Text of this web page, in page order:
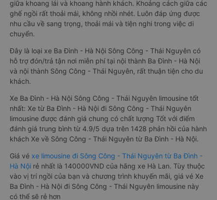
giữa khoang lái và khoang hành khách. Khoảng cách giữa các
ghế ngồi rất thoải mái, không nhồi nhét. Luôn đáp ứng được
nhu cầu về sang trọng, thoải mái và tiện nghi trong việc di
chuyển.
Đây là loại xe Ba Đình - Hà Nội Sông Công - Thái Nguyên có
hỗ trợ đón/trả tận nơi miễn phí tại nội thành Ba Đình - Hà Nội
và nội thành Sông Công - Thái Nguyên, rất thuận tiện cho du
khách.
Xe Ba Đình - Hà Nội Sông Công - Thái Nguyên limousine tốt
nhất: Xe từ Ba Đình - Hà Nội đi Sông Công - Thái Nguyên
limousine được đánh giá chung có chất lượng Tốt với điểm
đánh giá trung bình từ 4.9/5 dựa trên 1428 phản hồi của hành
khách Xe về Sông Công - Thái Nguyên từ Ba Đình - Hà Nội.
Giá vé xe limousine đi Sông Công - Thái Nguyên từ Ba Đình -
Hà Nội rẻ nhất là 140000VND của hãng xe Hà Lan. Tùy thuộc
vào vị trí ngồi của bạn và chương trình khuyến mãi, giá vé Xe
Ba Đình - Hà Nội đi Sông Công - Thái Nguyên limousine này
có thể sẽ rẻ hơn